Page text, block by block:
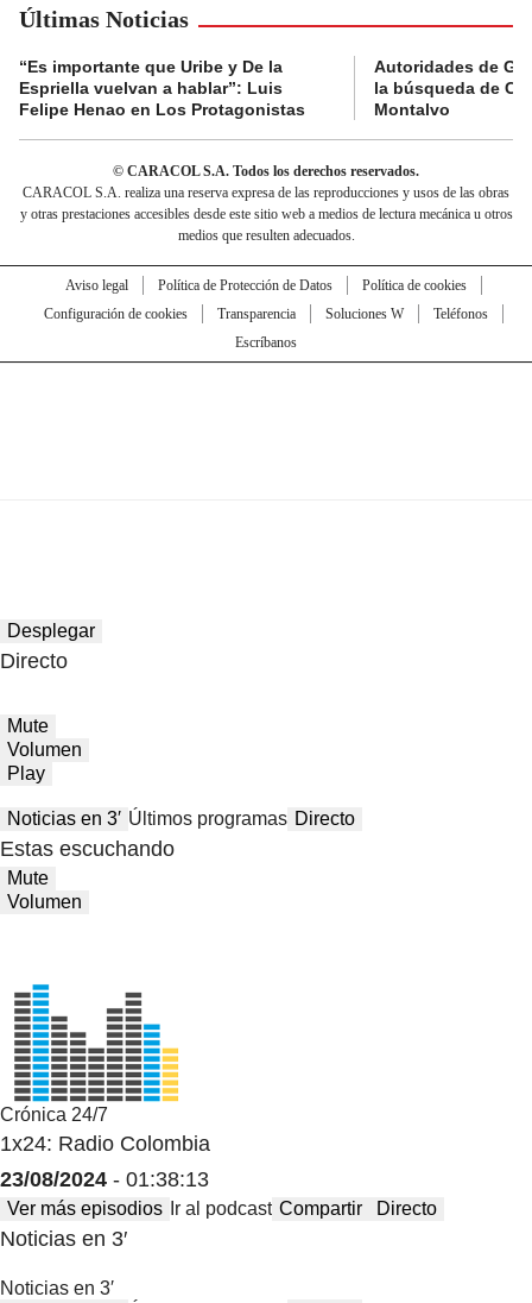
Últimas Noticias
“Es importante que Uribe y De la
Espriella vuelvan a hablar”: Luis
Felipe Henao en Los Protagonistas
Autoridades de
la búsqueda de
Montalvo
© CARACOL S.A. Todos los derechos reservados.
CARACOL S.A. realiza una reserva expresa de las reproducciones y usos de las obras
y otras prestaciones accesibles desde este sitio web a medios de lectura mecánica u otros
medios que resulten adecuados.
Aviso legal Política de Protección de Datos
Política de cookies
Configuración de cookies
Transparencia Soluciones W
Teléfonos
Escríbanos
Desplegar
Directo
Mute
Volumen
Play
Noticias en 3′ Últimos programas Directo
Estas escuchando
Mute
Volumen
Crónica 24/7
1x24: Radio Colombia
23/08/2024 - 01:38:13
Ver más episodios Ir al podcast Compartir Directo
Noticias en 3′
Noticias en 3′